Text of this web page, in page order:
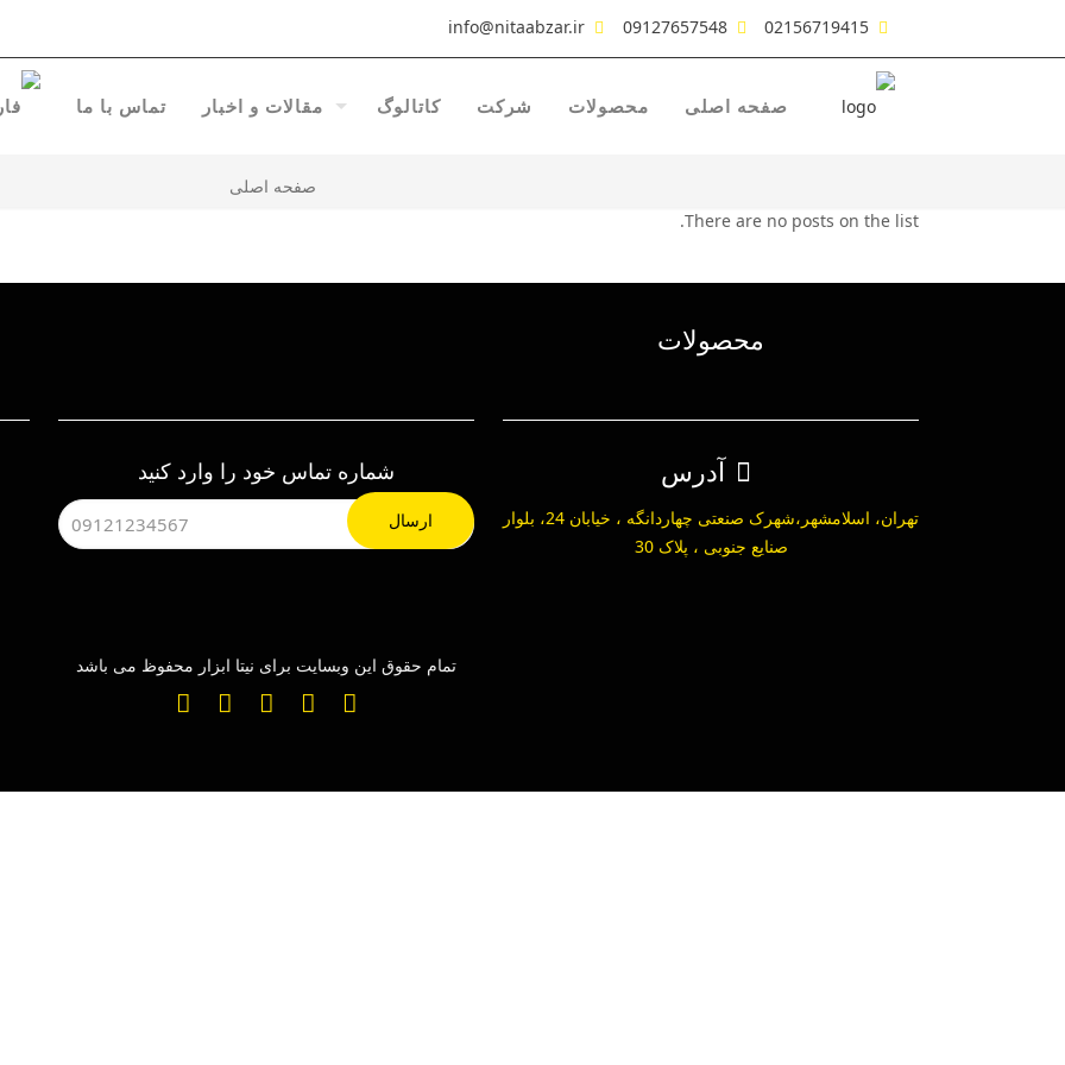
02156719415
09127657548
info@nitaabzar.ir
صفحه اصلی محصولات شرکت کاتالوگ مقالات و اخبار تماس با ما
صفحه اصلی
There are no posts on the list.
محصولات
آدرس
تهران، اسلامشهر،شهرک صنعتی چهاردانگه ، خیابان 24، بلوار
صنایع جنوبی ، پلاک 30
شماره تماس خود را وارد کنید
تمام حقوق این وبسایت برای نیتا ابزار محفوظ می باشد